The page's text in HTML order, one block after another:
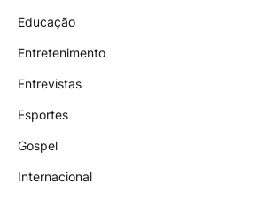
Educação
Entretenimento
Entrevistas
Esportes
Gospel
Internacional